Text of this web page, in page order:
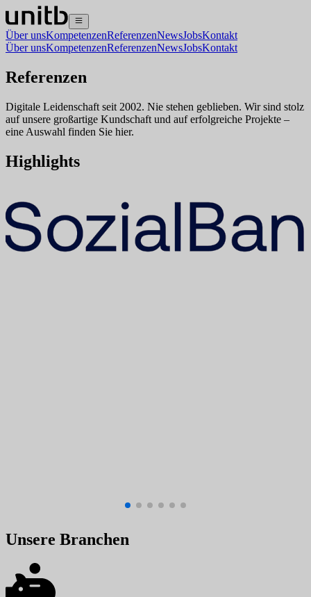
Über unsKompetenzenReferenzenNewsJobsKontakt
Über unsKompetenzenReferenzenNewsJobsKontakt
Referenzen
Digitale Leidenschaft seit 2002. Nie stehen geblieben. Wir sind stolz
auf unsere großartige Kundschaft und auf erfolgreiche Projekte –
eine Auswahl finden Sie hier.
Highlights
Unsere Branchen